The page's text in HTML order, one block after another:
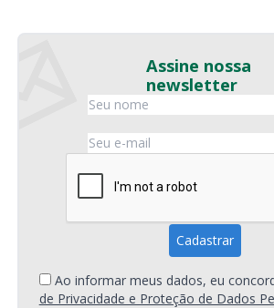
Assine nossa
newsletter
Ao informar meus dados, eu
de Privacidade e Proteção de Dados